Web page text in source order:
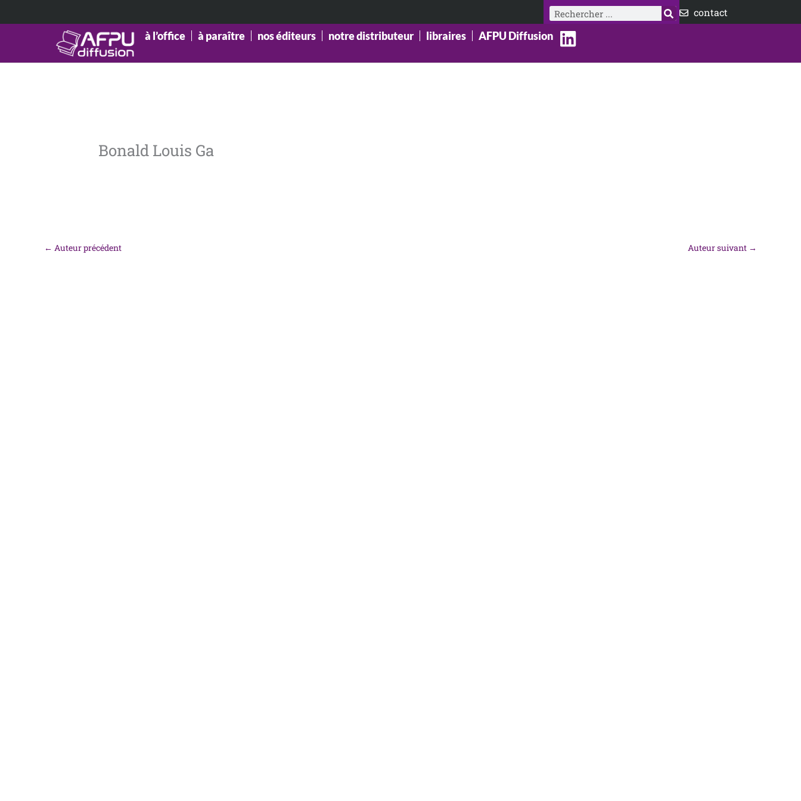
Rechercher contact
à l’office à paraître nos éditeurs notre distributeur libraires AFPU Diffusion
Bonald Louis Ga
← Auteur précédent Auteur suivant →